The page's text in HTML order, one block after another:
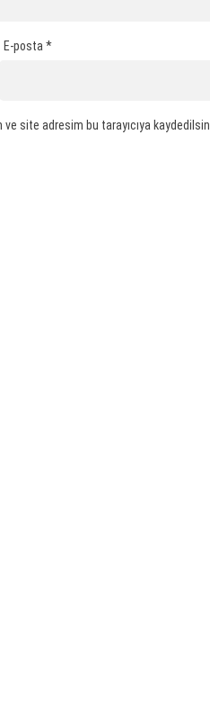
E-posta *
site adresim bu tarayıcıya kaydedilsin.